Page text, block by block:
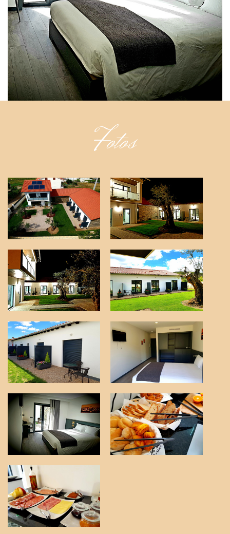
Fotos